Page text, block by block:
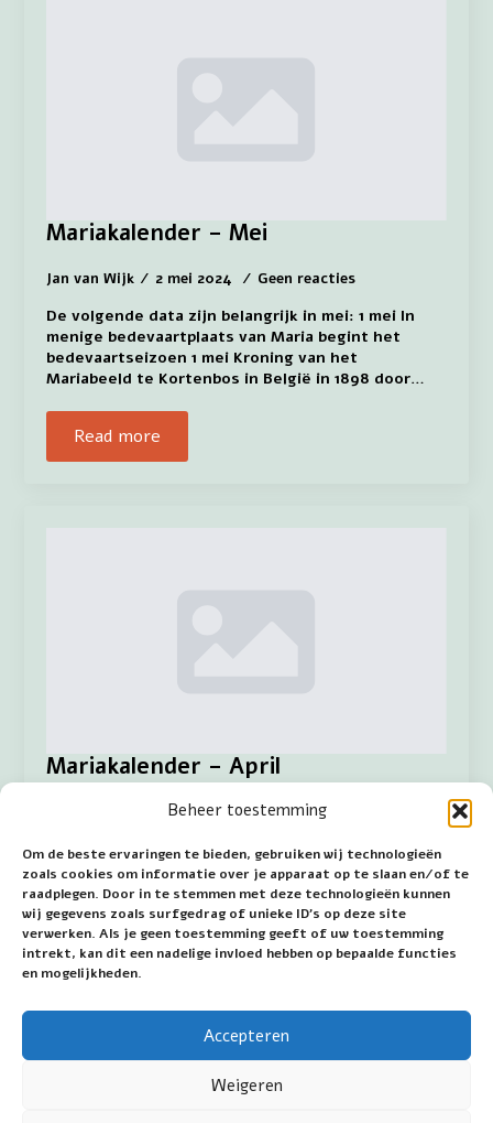
Beheer toestemming
Om de beste ervaringen te bieden, gebruiken wij technologieën
zoals cookies om informatie over je apparaat op te slaan en/of te
raadplegen. Door in te stemmen met deze technologieën kunnen
wij gegevens zoals surfgedrag of unieke ID's op deze site
verwerken. Als je geen toestemming geeft of uw toestemming
intrekt, kan dit een nadelige invloed hebben op bepaalde functies
en mogelijkheden.
Accepteren
Weigeren
Mariakalender – Mei
Jan van Wijk 2 mei 2024 Geen reacties
De volgende data zijn belangrijk in mei: 1 mei In
menige bedevaartplaats van Maria begint het
bedevaartseizoen 1 mei Kroning van het
Mariabeeld te Kortenbos in België in 1898 door…
Read more
Mariakalender – April
2 mei 2024 Geen reacties
De volgende data zijn belangrijk in april 1 april De
eerste verschijning aan Pasquino di Martino da
Vignale in het Italiaanse Civitella di Romagna.
Maria draagt hem op naar de…
Read more
Next »